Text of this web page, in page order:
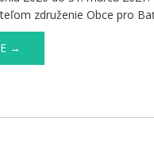
združenie Obce pro
→